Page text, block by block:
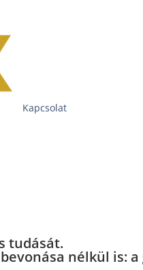
Kapcsolat
tudását.
nélkül is: